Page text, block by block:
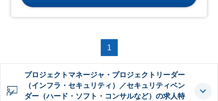
1
プロジェクトマネージャ・プロジェクトリーダー
（インフラ・セキュリティ）／セキュリティベン
ダー（ハード・ソフト・コンサルなど）の求人特